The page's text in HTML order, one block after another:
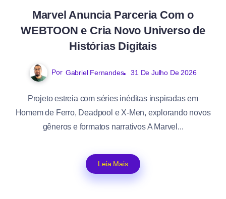
Marvel Anuncia Parceria Com o
WEBTOON e Cria Novo Universo de
Histórias Digitais
Por Gabriel Fernandes 31 De Julho De 2026
Projeto estreia com séries inéditas inspiradas em
Homem de Ferro, Deadpool e X-Men, explorando novos
gêneros e formatos narrativos A Marvel...
Leia Mais